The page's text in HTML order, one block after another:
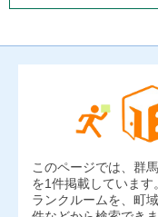
このページでは、群
を1件掲載しています
ランクルームを、町